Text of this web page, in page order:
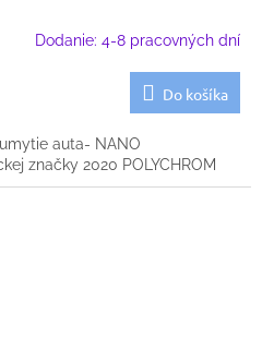
Dodanie: 4-8 pracovných dní
Do košíka
auta- NANO
značky 2020 POLYCHROM